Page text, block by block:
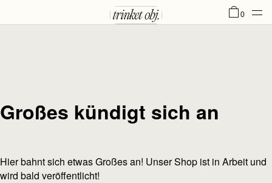
0
Großes kündigt sich an
Hier bahnt sich etwas Großes an! Unser Shop ist in Arbeit und
wird bald veröffentlicht!